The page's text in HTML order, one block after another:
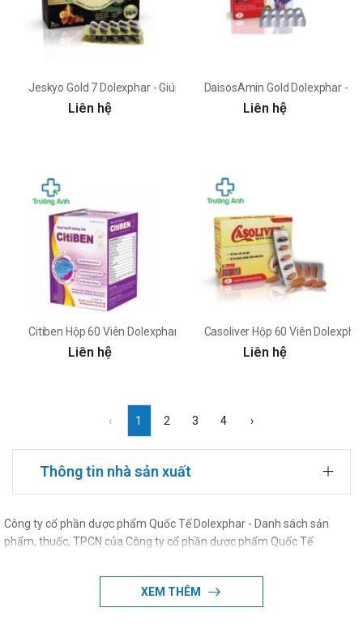
Jeskyo Gold 7 Dolexphar - Giúp tăng cường sức đề kháng
Liên hệ
DaisosAmin Gold Dolexphar -
Liên hệ
Citiben Hộp 60 Viên Dolexphar - Hỗ trợ hoạt huyết, dưỡng não
Liên hệ
Casoliver Hộp 60 Viên
Liên hệ
‹ 1 2 3 4 ›
Thông tin nhà sản xuất
Công ty cổ phần dược phẩm Quốc Tế Dolexphar - Danh sách sản
phẩm, thuốc, TPCN của Công ty cổ phần dược phẩm Quốc Tế
XEM THÊM